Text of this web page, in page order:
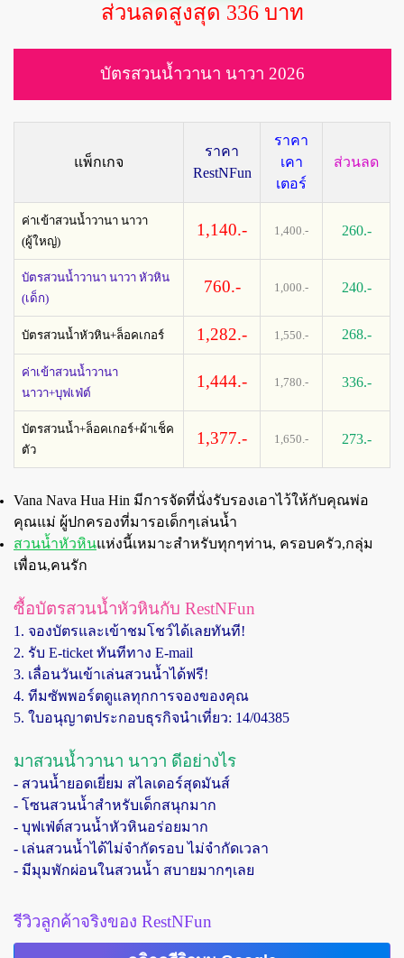
ส่วนลดสูงสุด 336 บาท
บัตรสวนน้ำวานา นาวา 2026
แพ็กเกจ
ราคา
RestNFun
ราคา
เคา
เตอร์
ส่วนลด
ค่าเข้าสวนน้ำวานา นาวา
(ผู้ใหญ่)
1,140.- 1,400.- 260.-
บัตรสวนน้ำวานา นาวา หัวหิน
(เด็ก)
760.- 1,000.- 240.-
บัตรสวนน้ำหัวหิน+ล็อคเกอร์ 1,282.- 1,550.- 268.-
ค่าเข้าสวนน้ำวานา
นาวา+บุฟเฟ่ต์
1,444.- 1,780.- 336.-
บัตรสวนน้ำ+ล็อคเกอร์+ผ้าเช็ค
ตัว
1,377.- 1,650.- 273.-
Vana Nava Hua Hin มีการจัดที่นั่งรับรองเอาไว้ให้กับคุณพ่อ
คุณแม่ ผู้ปกครองที่มารอเด็กๆเล่นน้ำ
สวนน้ำหัวหินแห่งนี้เหมาะสำหรับทุกๆท่าน, ครอบครัว,กลุ่ม
เพื่อน,คนรัก
ซื้อบัตรสวนน้ำหัวหินกับ RestNFun
1. จองบัตรและเข้าชมโชว์ได้เลยทันที!
2. รับ E-ticket ทันทีทาง E-mail
3. เลื่อนวันเข้าเล่นสวนน้ำได้ฟรี!
4. ทีมซัพพอร์ตดูแลทุกการจองของคุณ
5. ใบอนุญาตประกอบธุรกิจนำเที่ยว: 14/04385
มาสวนน้ำวานา นาวา ดีอย่างไร
- สวนน้ำยอดเยี่ยม สไลเดอร์สุดมันส์
- โซนสวนน้ำสำหรับเด็กสนุกมาก
- บุฟเฟ่ต์สวนน้ำหัวหินอร่อยมาก
- เล่นสวนน้ำได้ไม่จำกัดรอบ ไม่จำกัดเวลา
- มีมุมพักผ่อนในสวนน้ำ สบายมากๆเลย
รีวิวลูกค้าจริงของ RestNFun